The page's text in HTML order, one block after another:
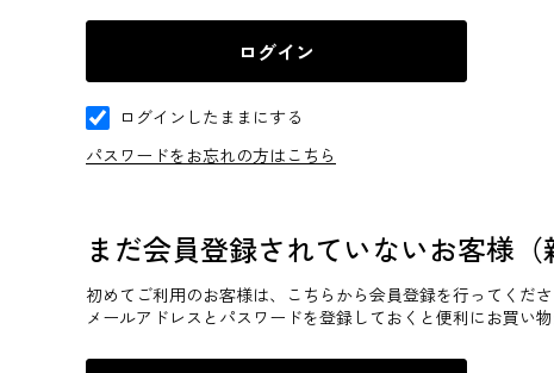
ログインしたままにする
パスワードをお忘れの方はこちら
まだ会員登録されていないお客様
初めてご利用のお客様は、こちらから会員登録を行ってくださ
メールアドレスとパスワードを登録しておくと便利にお買い